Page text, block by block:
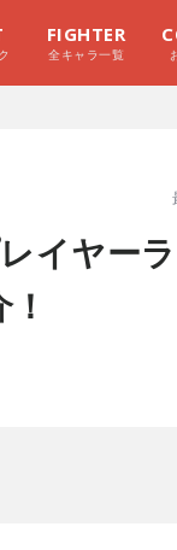
FIGHTER
全キャラ一覧
イヤー